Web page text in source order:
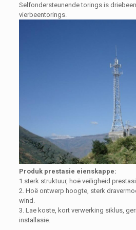
Selfondersteunende torings is
vierbeentorings.
Produk prestasie eienskappe:
1.sterk struktuur, hoë veiligheid
2. Hoë ontwerp hoogte, sterk
wind.
3. Lae koste, kort verwerking siklus,
installasie.